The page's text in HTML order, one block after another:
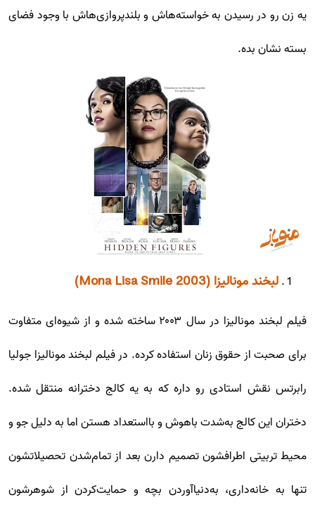
یه زن رو در رسیدن به خواسته‌هاش و بلندپروازی‌هاش با وجود فضای
بسته نشان بده.
لبخند مونالیزا (Mona Lisa Smile 2003)
فیلم لبخند مونالیزا در سال ۲۰۰۳ ساخته شده و از شیوه‌ای متفاوت
برای صحبت از حقوق زنان استفاده کرده. در فیلم لبخند مونالیزا جولیا
رابرتس نقش استادی رو داره که به یه کالج دخترانه منتقل شده.
دختران این کالج به‌شدت باهوش و بااستعداد هستن اما به دلیل جو و
محیط تربیتی اطرافشون تصمیم دارن بعد از تمام‌شدن تحصیلاتشون
تنها به خانه‌داری، به‌دنیاآوردن بچه و حمایت‌کردن از شوهرشون